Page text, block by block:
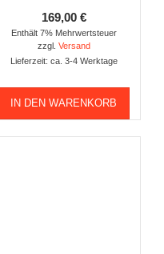
169,00 €
Enthält 7% Mehrwertsteuer
zzgl. Versand
Lieferzeit: ca. 3-4 Werktage
IN DEN WARENKORB